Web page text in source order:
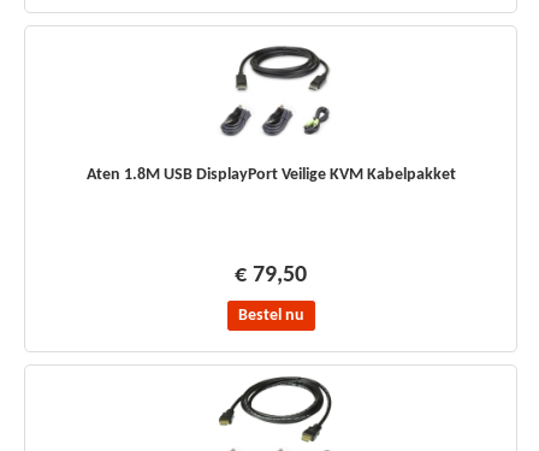
Aten 1.8M USB DisplayPort Veilige KVM Kabelpakket
€ 79,50
Bestel nu